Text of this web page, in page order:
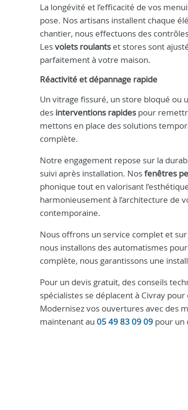
La longévité et l’efficacité de vos
pose. Nos artisans installent chaque
chantier, nous effectuons des
Lesvolets roulants et stores sont
parfaitement à votre maison.
Réactivité et dépannage rapide
Un vitrage fissuré, un store bloqué
des interventions rapides pour
mettons en place des solutions
complète.
Notre engagement repose sur la
suivi après installation. Nosfenêtres
phonique tout en valorisant
harmonieusement à l’architecture de
contemporaine.
Nous offrons un service complet et
nous installons des automatismes
complète, nous garantissons une
Pour un devis gratuit, des conseils
spécialistes se déplacent à Civray
Modernisez vos ouvertures avec des
maintenant au 05 49 83 09 09 pour un